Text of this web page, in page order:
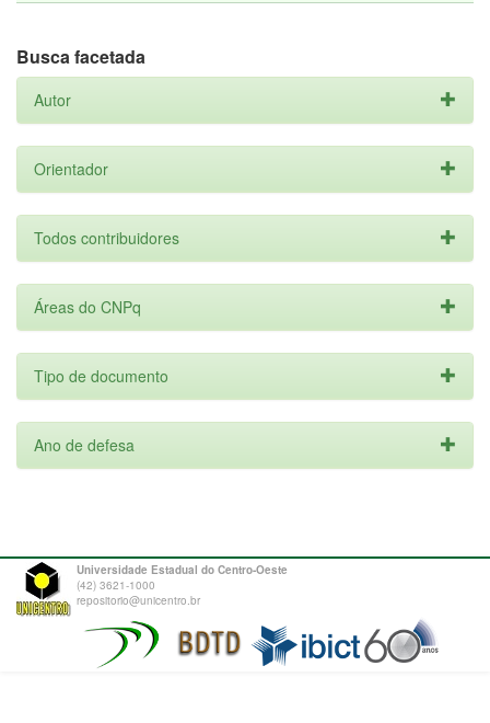
Busca facetada
Autor
Orientador
Todos contribuidores
Áreas do CNPq
Tipo de documento
Ano de defesa
Universidade Estadual do Centro-Oeste
(42) 3621-1000
repositorio@unicentro.br